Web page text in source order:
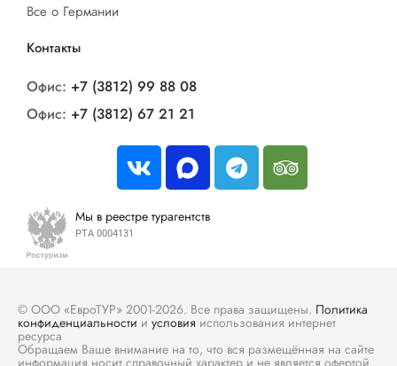
Все о Германии
Контакты
Офис: +7 (3812) 99 88 08
Офис: +7 (3812) 67 21 21
Мы в реестре турагентств
РТА 0004131
© ООО «ЕвроТУР» 2001-2026. Все права защищены. Политика
конфиденциальности и условия использования интернет
ресурса
Обращаем Ваше внимание на то, что вся размещённая на сайте